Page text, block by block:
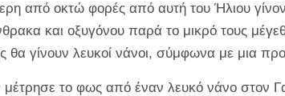
από οκτώ φορές από αυτή του Ήλιου
και οξυγόνου παρά το μικρό τους
θα γίνουν λευκοί νάνοι, σύμφωνα με μια
το φως από έναν λευκό νάνο στον